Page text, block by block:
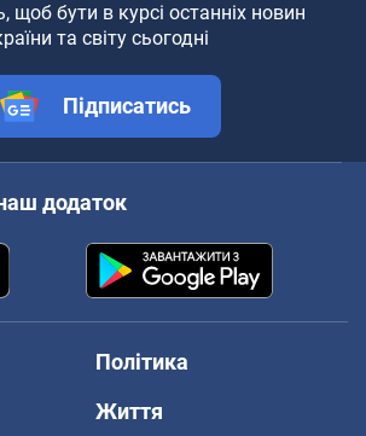
щоб бути в курсі останніх новин
та світу сьогодні
Підписатись
додаток
Політика
Життя